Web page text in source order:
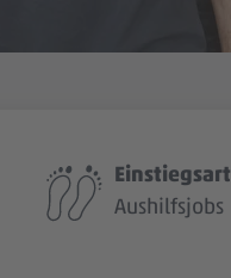
Einstiegsart
Aushilfsjobs